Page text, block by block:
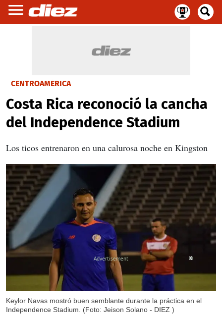
CENTROAMÉRICA
Costa Rica reconoció la cancha
del Independence Stadium
Los ticos entrenaron en una calurosa noche en Kingston
Keylor Navas mostró buen semblante durante la práctica en el
Independence Stadium. (Foto: Jeison Solano - DIEZ )
X